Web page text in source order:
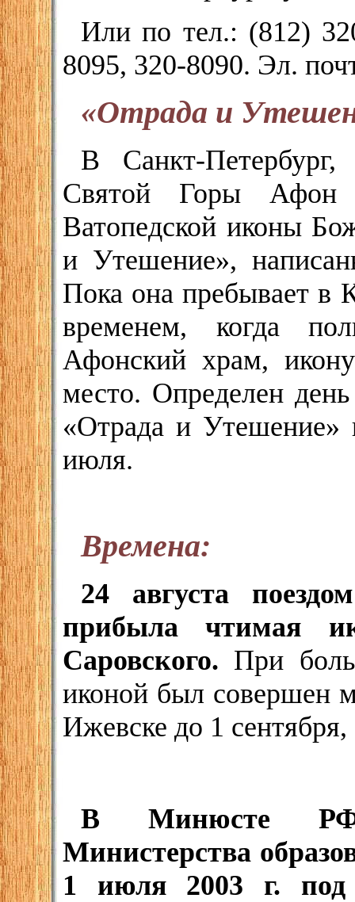
Или по тел.: (812)
8095, 320-8090. Эл.
«Отрада и
В Санкт-
Святой Горы Афон
Ватопедской иконы
и Утешение»,
Пока она пребывает в
временем, когда
Афонский храм,
место. Определен
«Отрада и Утешение»
июля.
Времена:
24 августа
прибыла чтимая
Саровского. При
иконой был совершен
Ижевске до 1 сентября,
В Минюсте РФ
Министерства
1 июля 2003 г.